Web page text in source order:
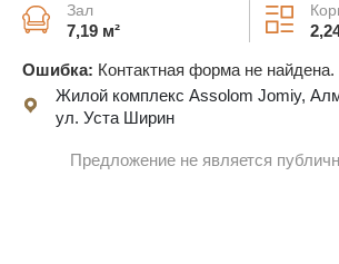
Зал
7,19 м²
Ошибка: Контактная форма не найдена.
Жилой комплекс Assolom Jomiy,
ул. Уста Ширин
Предложение не является